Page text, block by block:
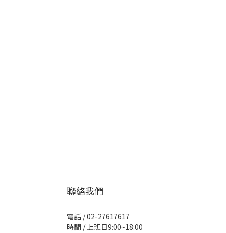
聯絡我們
電話 / 02-27617617
時間 / 上班日9:00~18:00